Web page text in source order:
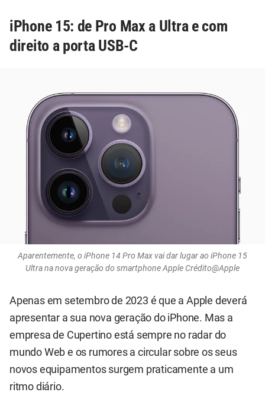
iPhone 15: de Pro Max a Ultra e com
direito a porta USB-C
Aparentemente, o iPhone 14 Pro Max vai dar lugar ao iPhone 15
Ultra na nova geração do smartphone Apple Crédito@Apple
Apenas em setembro de 2023 é que a Apple deverá
apresentar a sua nova geração do iPhone. Mas a
empresa de Cupertino está sempre no radar do
mundo Web e os rumores a circular sobre os seus
novos equipamentos surgem praticamente a um
ritmo diário.